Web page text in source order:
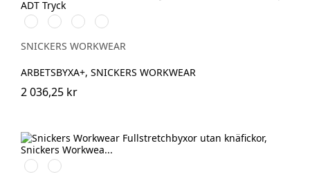
Stålgrå/Svart
Svart/Svart
Khakigrön/Svart
Marinblå/Svart
SNICKERS WORKWEAR
ARBETSBYXA+, SNICKERS WORKWEAR
2 036,25 kr
Svart/SvartMarinblå/Marinblå